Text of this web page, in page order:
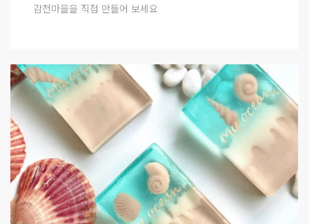
감천마을을 직접 만들어 보세요